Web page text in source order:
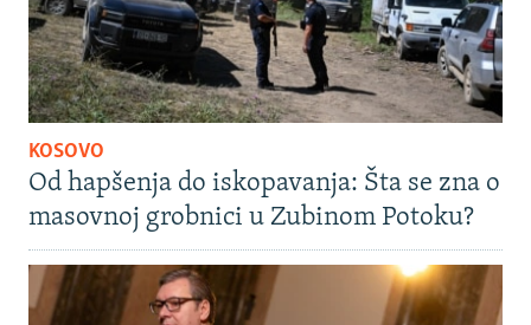
KOSOVO
Od hapšenja do iskopavanja: Šta se zna o
masovnoj grobnici u Zubinom Potoku?